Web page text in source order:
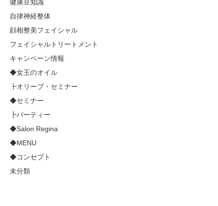
健康豆知識
自律神経整体
顔相整美フェイシャル
フェイシャルトリートメント
キャンペーン情報
◆女王のオイル
┣オリーブ・セミナー
◆セミナー
┣パーティー
◆Salon Regina
◆MENU
◆コンセプト
未分類